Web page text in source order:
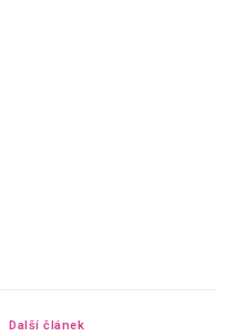
Další článek